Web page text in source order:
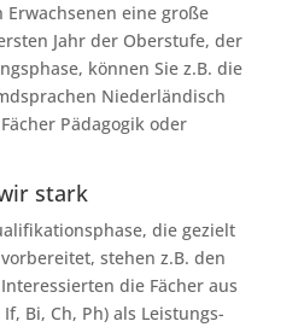
eine große
Jahr der Oberstufe, der
können Sie z.B. die
Niederländisch
Pädagogik oder
stark
die gezielt
stehen z.B. den
die Fächer aus
Bi, Ch, Ph) als Leistungs-